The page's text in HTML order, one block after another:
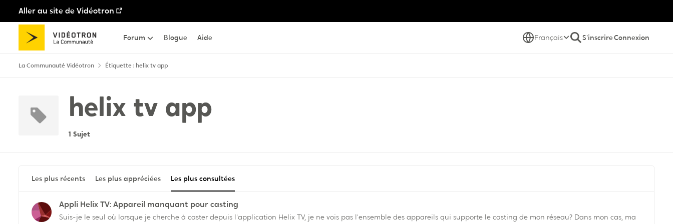
Aller au site de Vidéotron
Passer au contenu
Forum Blogue Aide Français S'inscrireConnexion
La Communauté Vidéotron Étiquette : helix tv app
helix tv app
1 Sujet
Les plus récents Les plus appréciées Les plus consultées
Appli Helix TV: Appareil manquant pour casting
Suis-je le seul où lorsque je cherche à caster depuis l'application Helix TV, je ne vois pas l'ensemble des appareils qui supporte le casting de mon réseau? Dans mon cas, ma